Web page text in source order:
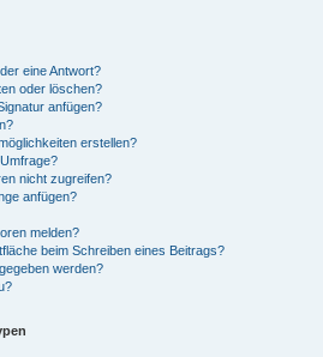
eine Antwort?
oder löschen?
anfügen?
erstellen?
nicht zugreifen?
anfügen?
melden?
beim Schreiben eines Beitrags?
werden?